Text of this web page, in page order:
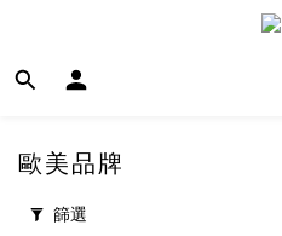
歐美品牌
篩選